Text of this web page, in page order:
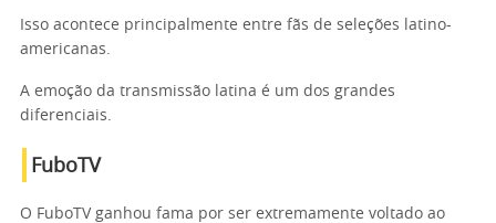
Isso acontece principalmente entre fãs de seleções latino-
americanas.
A emoção da transmissão latina é um dos grandes
diferenciais.
FuboTV
O FuboTV ganhou fama por ser extremamente voltado ao